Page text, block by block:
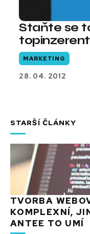
Staňte se
MARKETING
28. 04. 2012
STARŠÍ ČLÁNKY
TVORBA
KOMPLEXNÍ,
ANTEE TO UMÍ